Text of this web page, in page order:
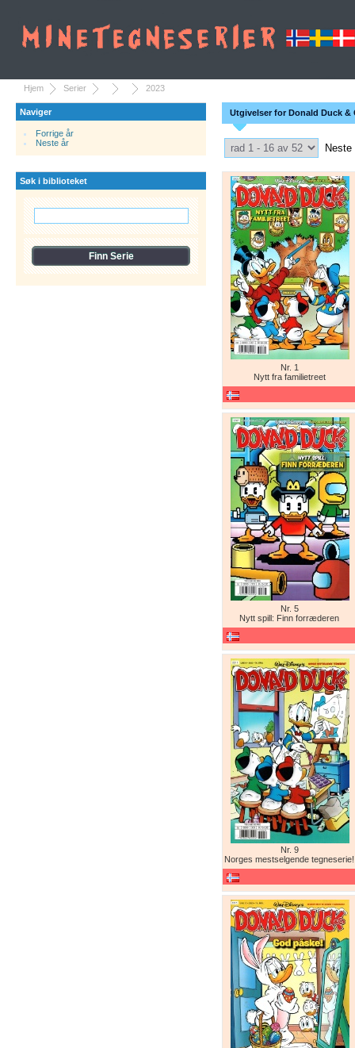
Hjem Serier 2023
Naviger
Forrige år
Neste år
Søk i biblioteket
Utgivelser for Donald Duck &
Select Pagination
Neste
Nr. 1
Nytt fra familietreet
Nr. 5
Nytt spill: Finn forræderen
Nr. 9
Norges mestselgende tegneserie!